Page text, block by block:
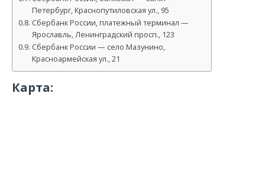
Петербург, Краснопутиловская ул., 95
Сбербанк России, платежный терминал —
Ярославль, Ленинградский просп., 123
Сбербанк России — село Мазунино,
Красноармейская ул., 21
Карта: